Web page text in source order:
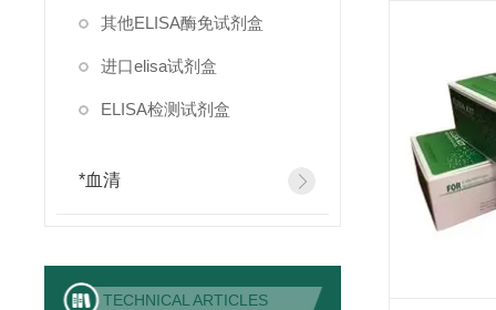
其他ELISA酶免试剂盒
进口elisa试剂盒
ELISA检测试剂盒
*血清
TECHNICAL ARTICLES